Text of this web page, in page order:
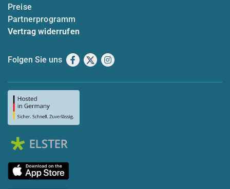
Preise
Partnerprogramm
Vertrag widerrufen
Folgen Sie uns Facebook
X Instagram